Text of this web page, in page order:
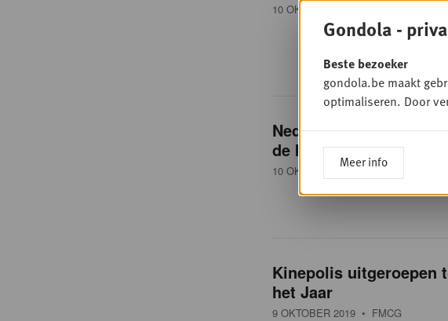
10 OKTOBER 2019
Nederland wil eigen
de kaart zetten via
10 OKTOBER 2019• TECHNOLOGY
Kinepolis uitgeroepen
het Jaar
9 OKTOBER 2019 • FMCG
Gondola -
Beste bezoeker
gondola.be maakt
optimaliseren. Door
Meer info